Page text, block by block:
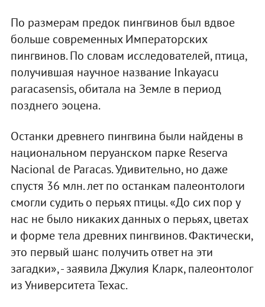
По размерам предок пингвинов был вдвое
больше современных Императорских
пингвинов. По словам исследователей, птица,
получившая научное название Inkayacu
paracasensis, обитала на Земле в период
позднего эоцена.
Останки древнего пингвина были найдены в
национальном перуанском парке Reserva
Nacional de Paracas. Удивительно, но даже
спустя 36 млн. лет по останкам палеонтологи
смогли судить о перьях птицы. «До сих пор у
нас не было никаких данных о перьях, цветах
и форме тела древних пингвинов. Фактически,
это первый шанс получить ответ на эти
загадки», - заявила Джулия Кларк, палеонтолог
из Университета Техас.